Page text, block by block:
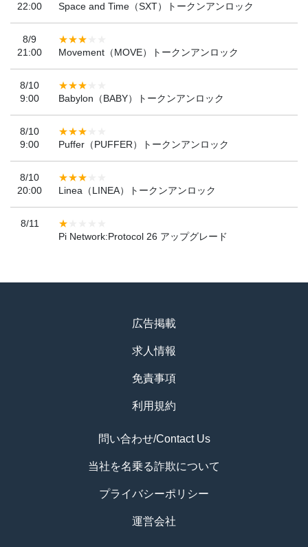
22:00
Space and Time（SXT）トークンアンロック
8/9
21:00
Movement（MOVE）トークンアンロック
8/10
9:00
Babylon（BABY）トークンアンロック
8/10
9:00
Puffer（PUFFER）トークンアンロック
8/10
20:00
Linea（LINEA）トークンアンロック
8/11
Pi Network:Protocol 26 アップグレード
広告掲載
求人情報
免責事項
利用規約
問い合わせ/Contact Us
当社を名乗る詐欺について
プライバシーポリシー
運営会社